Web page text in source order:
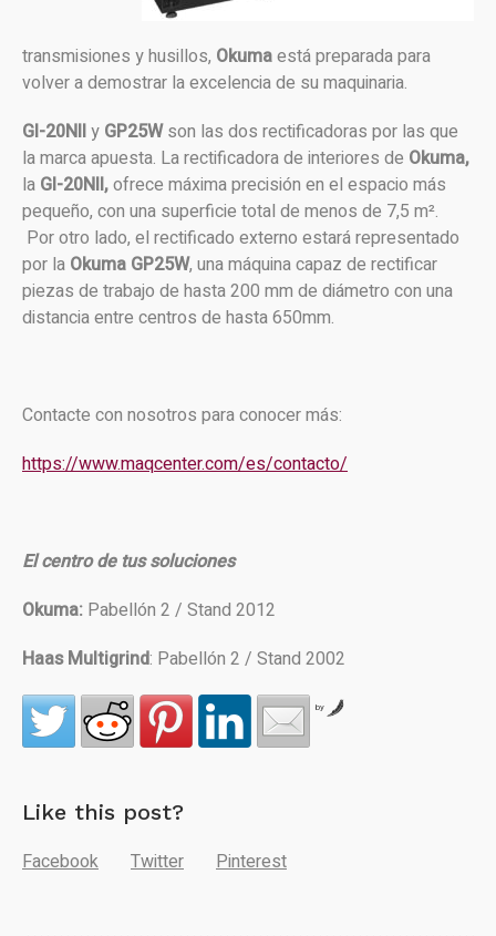
transmisiones y husillos, Okumaestá preparada para
volver a demostrar la excelencia de su maquinaria.
GI-20NIIy GP25Wson las dos rectificadoras por las que
la marca apuesta. La rectificadora de interiores de Okuma,
la GI-20NII,ofrece máxima precisión en el espacio más
pequeño, con una superficie total de menos de 7,5 m².
Por otro lado, el rectificado externo estará representado
por la Okuma GP25W, una máquina capaz de rectificar
piezas de trabajo de hasta 200 mm de diámetro con una
distancia entre centros de hasta 650mm.
Contacte con nosotros para conocer más:
https://www.maqcenter.com/es/contacto/
El centro de tus soluciones
Okuma: Pabellón 2 / Stand 2012
Haas Multigrind: Pabellón 2 / Stand 2002
by
Like this post?
Facebook
Twitter Pinterest